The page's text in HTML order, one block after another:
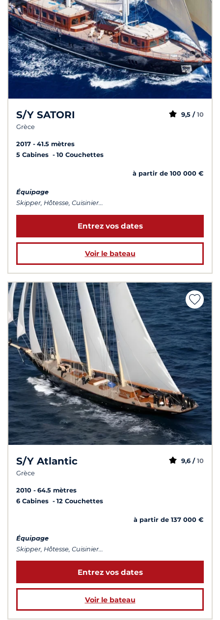
S/Y SATORI
Grèce
9,5 / 10
2017
41.5 mètres
5 Cabines
10 Couchettes
à partir de 100 000 €
Équipage
Skipper, Hôtesse, Cuisinier...
Entrez vos dates
Voir le bateau
S/Y Atlantic
Grèce
9,6 / 10
2010
64.5 mètres
6 Cabines
12 Couchettes
à partir de 137 000 €
Équipage
Skipper, Hôtesse, Cuisinier...
Entrez vos dates
Voir le bateau